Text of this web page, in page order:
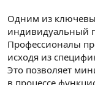
Одним из
индивидуальный
Профессионалы
исходя из
Это позволяет